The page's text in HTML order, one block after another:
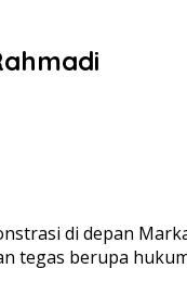
di depan
tegas berupa